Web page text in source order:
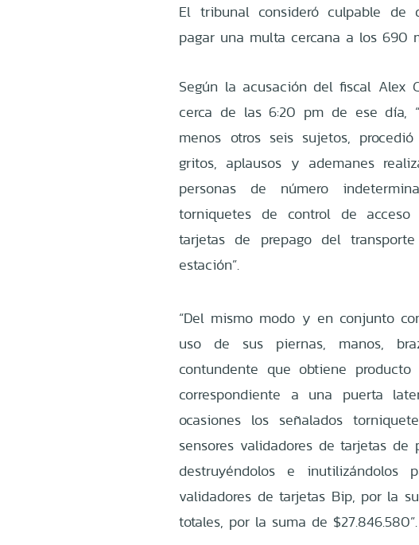
El tribunal consideró culpable de
pagar una multa cercana a los 690
Según la acusación del fiscal Alex
cerca de las 6:20 pm de ese día,
menos otros seis sujetos,
gritos, aplausos y ademanes
personas de número
torniquetes de control de
tarjetas de prepago del
estación”.
“Del mismo modo y en conjunto
uso de sus piernas, manos,
contundente que obtiene
correspondiente a una puerta
ocasiones los señalados
sensores validadores de tarjetas
destruyéndolos e inutilizándolos
validadores de tarjetas Bip, por la
totales, por la suma de $27.846.580”.